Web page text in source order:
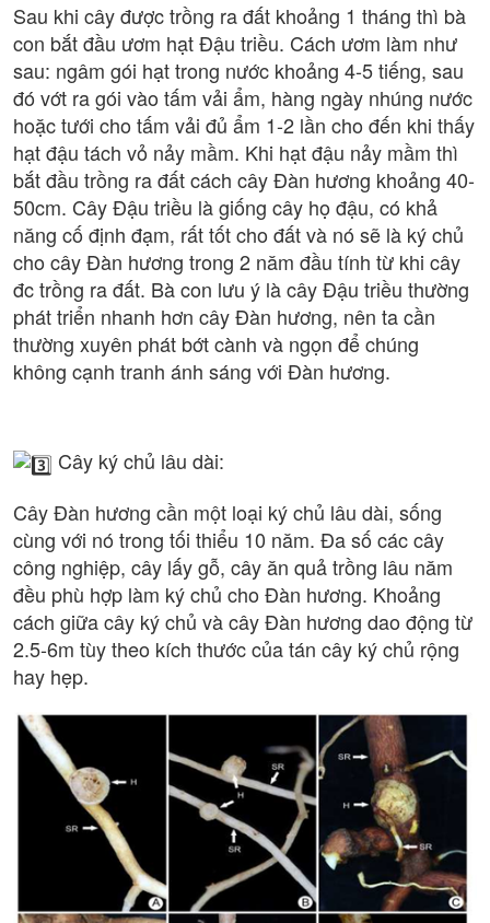
Sau khi cây được trồng ra đất khoảng 1 tháng thì bà
con bắt đầu ươm hạt Đậu triều. Cách ươm làm như
sau: ngâm gói hạt trong nước khoảng 4-5 tiếng, sau
đó vớt ra gói vào tấm vải ẩm, hàng ngày nhúng nước
hoặc tưới cho tấm vải đủ ẩm 1-2 lần cho đến khi thấy
hạt đậu tách vỏ nảy mầm. Khi hạt đậu nảy mầm thì
bắt đầu trồng ra đất cách cây Đàn hương khoảng 40-
50cm. Cây Đậu triều là giống cây họ đậu, có khả
năng cố định đạm, rất tốt cho đất và nó sẽ là ký chủ
cho cây Đàn hương trong 2 năm đầu tính từ khi cây
đc trồng ra đất. Bà con lưu ý là cây Đậu triều thường
phát triển nhanh hơn cây Đàn hương, nên ta cần
thường xuyên phát bớt cành và ngọn để chúng
không cạnh tranh ánh sáng với Đàn hương.
Cây ký chủ lâu dài:
Cây Đàn hương cần một loại ký chủ lâu dài, sống
cùng với nó trong tối thiểu 10 năm. Đa số các cây
công nghiệp, cây lấy gỗ, cây ăn quả trồng lâu năm
đều phù hợp làm ký chủ cho Đàn hương. Khoảng
cách giữa cây ký chủ và cây Đàn hương dao động từ
2.5-6m tùy theo kích thước của tán cây ký chủ rộng
hay hẹp.